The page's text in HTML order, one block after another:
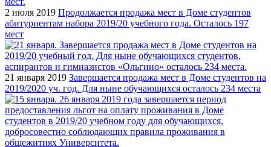
2 июля 2019 Продолжается продажа мест в Доме студентов
абитуриентам набора 2019/20 учебного года. Осталось 197
мест
21 января 2019 Завершается продажа мест в Доме студентов на
2019/2020 уч. год. Для ныне обучающихся осталось 234 места